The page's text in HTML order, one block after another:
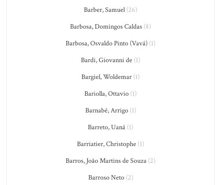
Barber, Samuel (26)
Barbosa, Domingos Caldas (8)
Barbosa, Osvaldo Pinto (Vavá) (1)
Bardi, Giovanni de (1)
Bargiel, Woldemar (1)
Bariolla, Ottavio (1)
Barnabé, Arrigo(1)
Barreto, Uaná (1)
Barriatier, Christophe (1)
Barros, João Martins de Souza (2)
Barroso Neto(2)